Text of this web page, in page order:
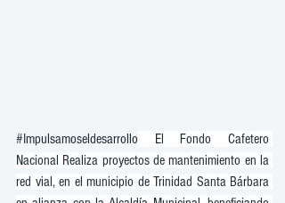
#Impulsamoseldesarrollo El Fondo Cafetero
Nacional Realiza proyectos de mantenimiento en la
red vial, en el municipio de Trinidad Santa Bárbara